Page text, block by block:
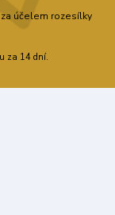
za účelem rozesílky
za 14 dní.